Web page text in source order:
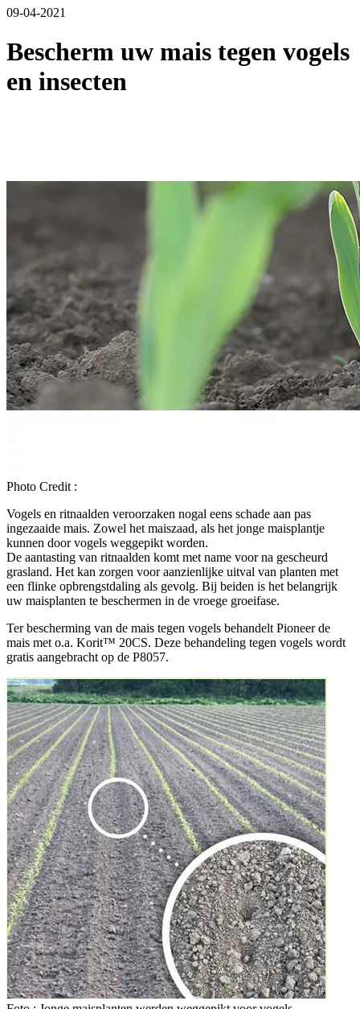
09-04-2021
Bescherm uw mais tegen vogels
en insecten
Photo Credit :
Vogels en ritnaalden veroorzaken nogal eens schade aan pas
ingezaaide mais. Zowel het maiszaad, als het jonge maisplantje
kunnen door vogels weggepikt worden.
De aantasting van ritnaalden komt met name voor na gescheurd
grasland. Het kan zorgen voor aanzienlijke uitval van planten met
een flinke opbrengstdaling als gevolg. Bij beiden is het belangrijk
uw maisplanten te beschermen in de vroege groeifase.
Ter bescherming van de mais tegen vogels behandelt Pioneer de
mais met o.a. Korit™ 20CS. Deze behandeling tegen vogels wordt
gratis aangebracht op de P8057.